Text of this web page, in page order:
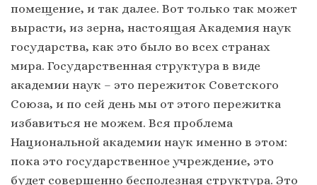
помещение, и так далее. Вот только так может
вырасти, из зерна, настоящая Академия наук
государства, как это было во всех странах
мира. Государственная структура в виде
академии наук – это пережиток Советского
Союза, и по сей день мы от этого пережитка
избавиться не можем. Вся проблема
Национальной академии наук именно в этом:
пока это государственное учреждение, это
будет совершенно бесполезная структура. Это